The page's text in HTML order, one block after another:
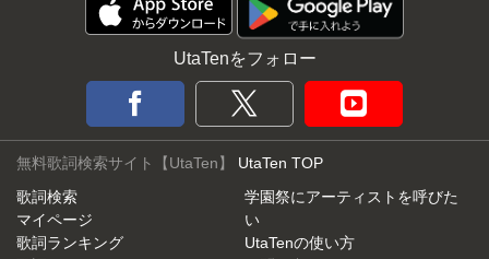
UtaTenをフォロー
無料歌詞検索サイト【UtaTen】 UtaTen TOP
歌詞検索
マイページ
歌詞ランキング
学園祭にアーティストを呼びた
い
UtaTenの使い方